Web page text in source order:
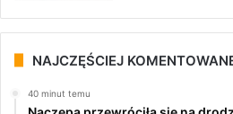
NAJCZĘŚCIEJ
40 minut temu